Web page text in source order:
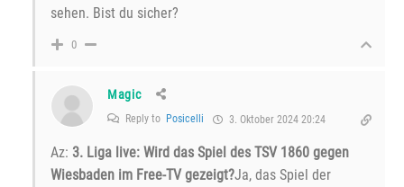
sehen. Bist du sicher?
0
Magic
Reply to Posicelli 3. Oktober 2024 20:24
Az: 3. Liga live: Wird das Spiel des TSV 1860 gegen
Wiesbaden im Free-TV gezeigt?Ja, das Spiel der